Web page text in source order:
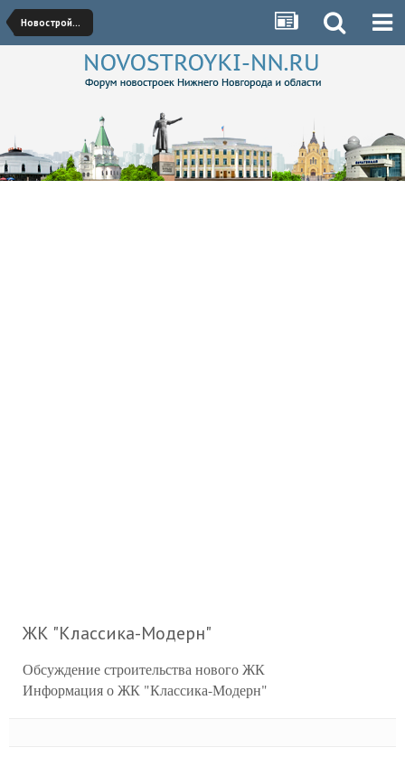
Новостройки Нижегородского района
ЖК "Классика-Модерн"
Обсуждение строительства нового ЖК
Информация о ЖК "Классика-Модерн"